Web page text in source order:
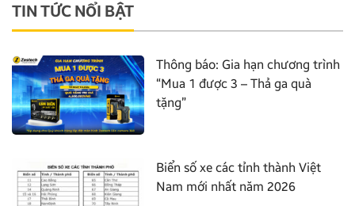
TIN TỨC NỔI BẬT
Thông báo: Gia hạn chương trình
“Mua 1 được 3 – Thả ga quà
tặng”
Biển số xe các tỉnh thành Việt
Nam mới nhất năm 2026